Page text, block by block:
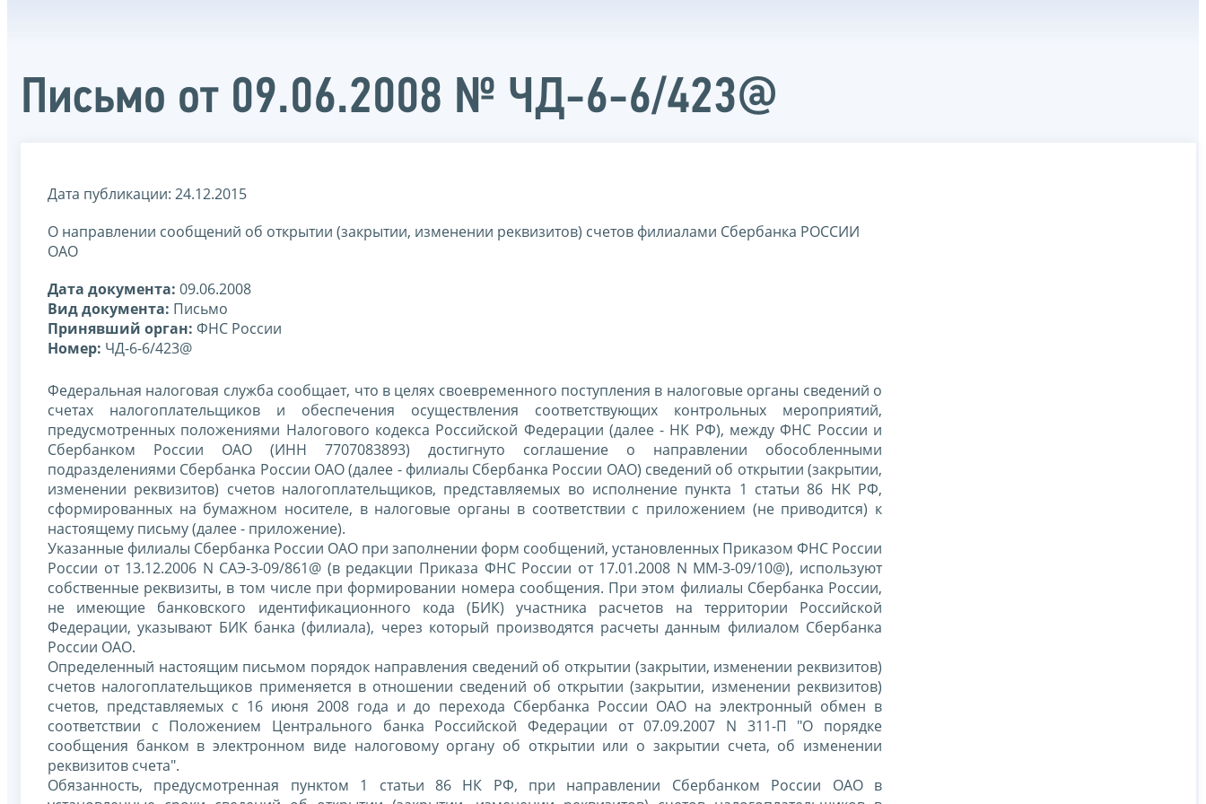
Письмо от 09.06.2008 № ЧД-6-6/423@
Дата публикации: 24.12.2015
О направлении сообщений об открытии (закрытии, изменении реквизитов) счетов филиалами Сбербанка РОССИИ
ОАО
Дата документа: 09.06.2008
Вид документа: Письмо
Принявший орган: ФНС России
Номер: ЧД-6-6/423@
Федеральная налоговая служба сообщает, что в целях своевременного поступления в налоговые органы сведений о
счетах налогоплательщиков и обеспечения осуществления соответствующих контрольных мероприятий,
предусмотренных положениями Налогового кодекса Российской Федерации (далее - НК РФ), между ФНС России и
Сбербанком России ОАО (ИНН 7707083893) достигнуто соглашение о направлении обособленными
подразделениями Сбербанка России ОАО (далее - филиалы Сбербанка России ОАО) сведений об открытии (закрытии,
изменении реквизитов) счетов налогоплательщиков, представляемых во исполнение пункта 1 статьи 86 НК РФ,
сформированных на бумажном носителе, в налоговые органы в соответствии с приложением (не приводится) к
настоящему письму (далее - приложение).
Указанные филиалы Сбербанка России ОАО при заполнении форм сообщений, установленных Приказом ФНС России
России от 13.12.2006 N САЭ-3-09/861@ (в редакции Приказа ФНС России от 17.01.2008 N ММ-3-09/10@), используют
собственные реквизиты, в том числе при формировании номера сообщения. При этом филиалы Сбербанка России,
не имеющие банковского идентификационного кода (БИК) участника расчетов на территории Российской
Федерации, указывают БИК банка (филиала), через который производятся расчеты данным филиалом Сбербанка
России ОАО.
Определенный настоящим письмом порядок направления сведений об открытии (закрытии, изменении реквизитов)
счетов налогоплательщиков применяется в отношении сведений об открытии (закрытии, изменении реквизитов)
счетов, представляемых с 16 июня 2008 года и до перехода Сбербанка России ОАО на электронный обмен в
соответствии с Положением Центрального банка Российской Федерации от 07.09.2007 N 311-П "О порядке
сообщения банком в электронном виде налоговому органу об открытии или о закрытии счета, об изменении
реквизитов счета".
Обязанность, предусмотренная пунктом 1 статьи 86 НК РФ, при направлении Сбербанком России ОАО в